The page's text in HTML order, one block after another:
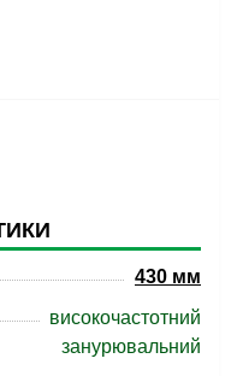
430 мм
високочастотний
занурювальний